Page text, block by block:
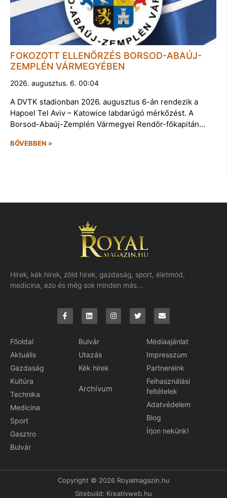
FOKOZOTT ELLENŐRZÉS BORSOD-ABAÚJ-
ZEMPLÉN VÁRMEGYÉBEN
2026. augusztus. 6. 00:04
A DVTK stadionban 2026. augusztus 6-án rendezik a
Hapoel Tel Aviv – Katowice labdarúgó mérkőzést. A
Borsod-Abaúj-Zemplén Vármegyei Rendőr-főkapitán…
BŐVEBBEN »
Hírek, kék hírek, zöld hírek, gazdaság, sport, életmód,
medicina, ezo és még sok minden más…
Főoldal
Aktuális
Gazdaság
Kultúra
Technika
Medicina
Sport
Gasztro
Bulvár
Bulvár
Utazás
Kék hírek
Archívum
Médiaajánlat
Impresszum
Partnereink
Felhasználási
feltételek
Adatvédelem
Blog
Írjon nekünk!
Copyright © 2026 Royalmagazin.hu
Sitebuild: Kreativweb.hu